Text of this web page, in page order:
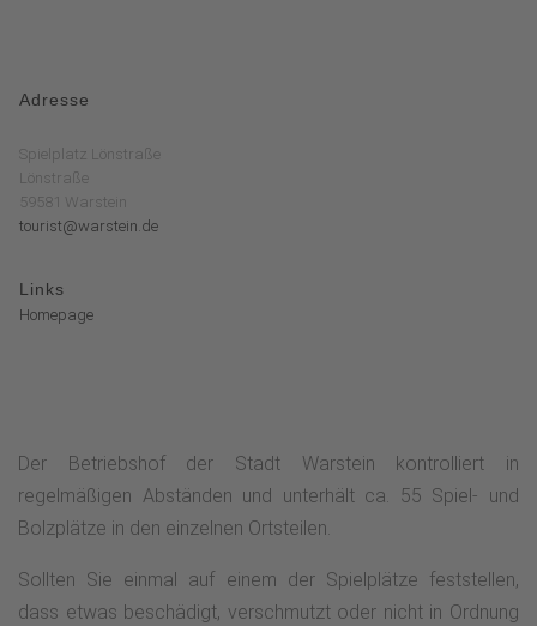
Adresse
Spielplatz Lönstraße
Lönstraße
59581 Warstein
tourist@warstein.de
Links
Homepage
Der Betriebshof der Stadt Warstein kontrolliert in
regelmäßigen Abständen und unterhält ca. 55 Spiel- und
Bolzplätze in den einzelnen Ortsteilen.
Sollten Sie einmal auf einem der Spielplätze feststellen,
dass etwas beschädigt, verschmutzt oder nicht in Ordnung